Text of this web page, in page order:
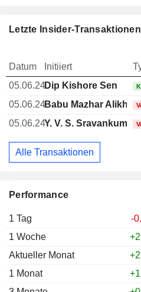
Performance
1 Tag
-
1 Woche
Aktueller Monat
1 Monat
Letzte Insider-Transaktionen
Datum Initiiert
05.06.24Dip Kishore Sen
05.06.24Babu Mazhar Alikhan
05.06.24Y. V. S. Sravankumar
Alle Transaktionen